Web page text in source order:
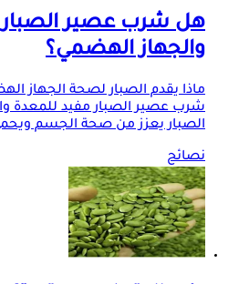
هل شرب عصير الصبار
والجهاز الهضمي؟
ماذا يقدم الصبار لصحة الجهاز
شرب عصير الصبار مفيد للمعدة
الصبار يعزز من صحة الجسم
نصائح